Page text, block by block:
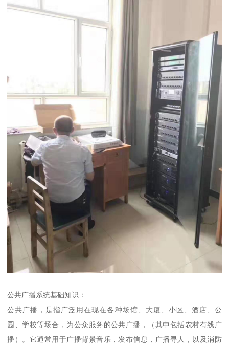
公共广播系统基础知识：
公共广播，是指广泛用在现在各种场馆、大厦、小区、酒店、公
园、学校等场合，为公众服务的公共广播，（其中包括农村有线广
播）。它通常用于广播背景音乐，发布信息，广播寻人，以及消防